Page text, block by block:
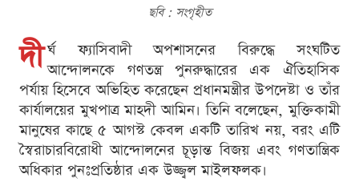
ছবি : সংগৃহীত
দী র্ঘ ফ্যাসিবাদী অপশাসনের বিরুদ্ধে সংঘটিত
আন্দোলনকে গণতন্ত্র পুনরুদ্ধারের এক ঐতিহাসিক
পর্যায় হিসেবে অভিহিত করেছেন প্রধানমন্ত্রীর উপদেষ্টা ও তাঁর
কার্যালয়ের মুখপাত্র মাহদী আমিন। তিনি বলেছেন, মুক্তিকামী
মানুষের কাছে ৫ আগস্ট কেবল একটি তারিখ নয়, বরং এটি
স্বৈরাচারবিরোধী আন্দোলনের চূড়ান্ত বিজয় এবং গণতান্ত্রিক
অধিকার পুনঃপ্রতিষ্ঠার এক উজ্জ্বল মাইলফলক।